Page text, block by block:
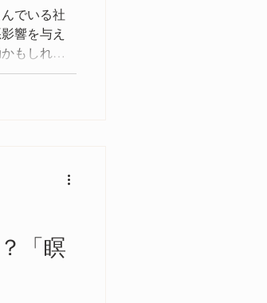
でいる社
響を与え
もしれま
性が高い
り望まし
「瞑